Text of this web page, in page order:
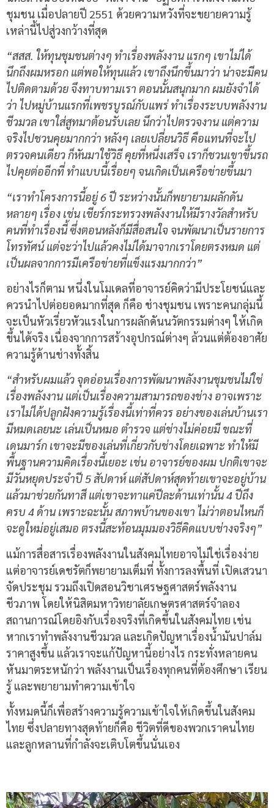
ชุมชน เมื่อปลายปี 2551 ด้วยความหวังที่จะขยายความรู้
เหล่านี้ไปสู่วงกว้างที่สุด
“สสส. ให้ทุนชุมชนต่างๆ ทำเรื่องพลังงาน แรกๆ เขาไม่ได้
นึกถึงผมหรอก แต่พอให้ทุนแล้ว เขาถึงนึกขึ้นมาว่า น่าจะมีคน
ไปติดตามด้วย จึงทาบทามเรา ตอนนั้นสนุกมาก ผมยังจำได้
ว่า ไปหมู่บ้านแรกที่เพชรบูรณ์กับแพร่ ทำเรื่องระบบพลังงาน
ชีวมวล เขาใส่สูทมาต้อนรับเลย นึกว่าไปตรวจงาน แต่ความ
จริงไปชวนคุยมากกว่า หลังๆ เลยเปลี่ยนวิธี คือแทนที่จะไป
ตรวจคนเดียว ก็หันมาใช้วิธี คุยที่หนึ่งเสร็จ เราก็ชวนเขาขึ้นรถ
ไปคุยต่ออีกที่ ทำแบบนี้เรื่อยๆ จนเกิดเป็นเครือข่ายขึ้นมา
“เราทำโครงการนี้อยู่ 6 ปี ระหว่างนั้นก็พยายามผลักดัน
หลายๆ เรื่อง เช่น เชียร์กระทรวงพลังงานให้มีรางวัลสำหรับ
คนที่ทำเรื่องนี้ ซึ่งตอนหลังก็มีสื่อสนใจ จนพัฒนาเป็นรายการ
โทรทัศน์ แต่จะว่าไปแล้วคงไม่ได้มาจากเราโดยตรงหมด แต่
เป็นผลจากการมีเครือข่ายที่แข็งแรงมากกว่า”
อย่างไรก็ตาม หนึ่งในโมเดลที่อาจารย์คิดว่ามีประโยชน์และ
ควรนำไปต่อยอดมากที่สุด ก็คือ ช่างชุมชน เพราะคนกลุ่มนี้
จะเป็นหัวเรี่ยวหัวแรงในการผลักดันนวัตกรรมต่างๆ ให้เกิด
ขึ้นได้จริง เนื่องจากการสร้างอุปกรณ์ต่างๆ ล้วนแต่ต้องอาศัย
ความรู้ด้านช่างทั้งสิ้น
“สำหรับผมแล้ว จุดอ่อนเรื่องการพัฒนาพลังงานชุมชนไม่ใช่
เรื่องพลังงาน แต่เป็นเรื่องความสามารถของช่าง อาจเพราะ
เราไม่ได้ปลูกฝังความรู้เรื่องนี้เท่าที่ควร อย่างของเล่นบ้านเรา
มีหมดเลยนะ เล่นเป็นหมอ ตำรวจ แต่ช่างไม่ค่อยมี ขณะที่
เดนมาร์ก เขาจะมีของเล่นที่เกี่ยวกับช่างโดยเฉพาะ ทำให้มี
พื้นฐานความคิดเรื่องนี้เยอะ เช่น อาจารย์ของผม ปกติเขาจะ
มีวันหยุดประจำปี 5 สัปดาห์ แต่สัปดาห์สุดท้ายเขาจะอยู่บ้าน
แล้วมาช่วยกันทาสี แต่เขาจะทาแค่ปีละด้านเท่านั้น 4 ปีถึง
ครบ 4 ด้าน เพราะฉะนั้น สภาพบ้านของเขา ไม่ว่าตอนไหนก็
จะดูใหม่อยู่เสมอ ตรงนี้สะท้อนมุมมองวิธีคิดแบบช่างจริงๆ”
แม้การสื่อสารเรื่องพลังงานในสังคมไทยอาจไม่ใช่เรื่องง่าย
แต่อาจารย์เดชรัตก็พยายามเต็มที่ ทั้งการลงพื้นที่ เปิดเสวนา
จัดประชุม รวมถึงเปิดสอนวิชาเศรษฐศาสตร์พลังงาน
ชีวภาพ โดยให้นิสิตมหาวิทยาลัยเกษตรศาสตร์จำลอง
สถานการณ์โดยอิงกับเรื่องจริงที่เกิดขึ้นในสังคมไทย เช่น
หากเราทำพลังงานชีวมวล และเกิดปัญหาเรื่องน้ำมันปาล์ม
ราคาสูงขึ้น แล้วเราจะแก้ปัญหานี้อย่างไร กระทั่งหลายคน
หันมาตระหนักว่า พลังงานเป็นเรื่องทุกคนที่ต้องศึกษา เรียน
รู้ และพยายามทำความเข้าใจ
ทั้งหมดนี้ก็เพื่อสร้างความรู้ความเข้าใจให้เกิดขึ้นในสังคม
ไทย ซึ่งปลายทางสุดท้ายก็คือ ชีวิตที่ดีของพวกเราคนไทย
และลูกหลานที่กำลังจะเติบโตขึ้นนั่นเอง